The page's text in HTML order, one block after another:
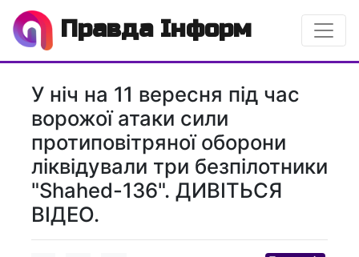
Правда Інформ
У ніч на 11 вересня під час
ворожої атаки сили
протиповітряної оборони
ліквідували три безпілотники
"Shahed-136". ДИВІТЬСЯ
ВIДЕО.